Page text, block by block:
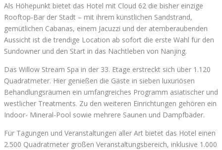
Als Höhepunkt bietet das Hotel mit Cloud 62 die bisher einzige
Rooftop-Bar der Stadt – mit ihrem künstlichen Sandstrand,
gemütlichen Cabanas, einem Jacuzzi und der atemberaubenden
Aussicht ist die trendige Location ab sofort die erste Wahl für den
Sundowner und den Start in das Nachtleben von Nanjing.
Das Willow Stream Spa in der 33. Etage erstreckt sich über 1.120
Quadratmeter. Hier genießen die Gäste in sieben luxuriösen
Behandlungsräumen ein umfangreiches Programm asiatischer und
westlicher Treatments. Zu den weiteren Einrichtungen gehören ein
Indoor- Mineral-Pool sowie mehrere Saunen und Dampfbäder.
Für Tagungen und Veranstaltungen aller Art bietet das Hotel einen
2.500 Quadratmeter großen Veranstaltungsbereich, inklusive 1.000